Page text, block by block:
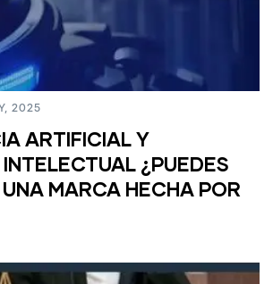
2025
ARTIFICIAL Y
¿PUEDES
MARCA HECHA POR